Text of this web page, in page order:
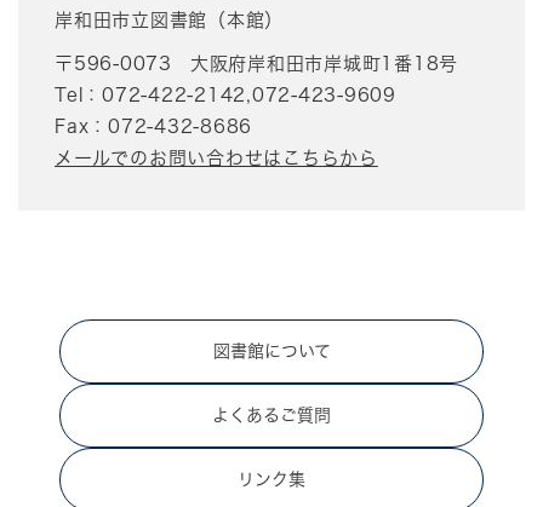
岸和田市立図書館（本館）
〒596-0073
大阪府岸和田市岸城町1番18号
Tel：072-422-2142,072-423-9609
Fax：072-432-8686
メールでのお問い合わせはこちらから
図書館について
よくあるご質問
リンク集